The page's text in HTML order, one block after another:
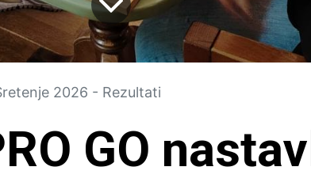
2026 - Rezultati
GO